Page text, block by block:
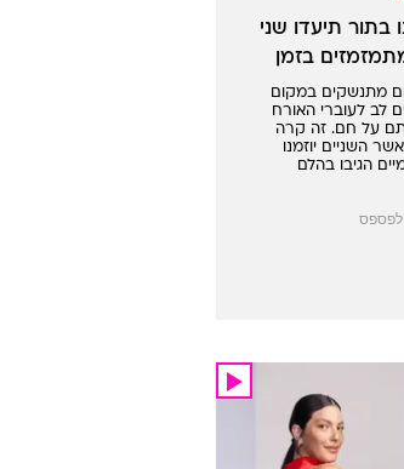
בתור תיעדו שני
בזמן
מתנשקים במקום
לב לעוברי האורח
על חם. זה קרה
השניים יוזמנו
הגיבו בהלם
לפספס